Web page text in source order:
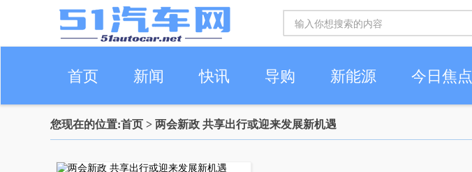
首页 新闻 快讯 导购 新能源 今日焦点
车生活
您现在的位置:首页 > 两会新政 共享出行或迎来发展新机遇